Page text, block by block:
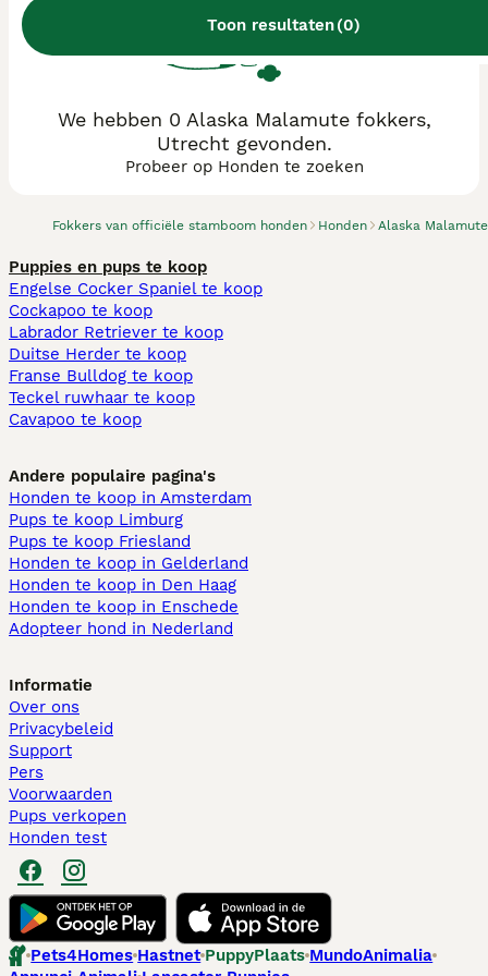
Toon resultaten(0)
Fokkers van officiële stamboom honden Honden Alaska Malamute
We hebben 0 Alaska Malamute fokkers,
Utrecht gevonden.
Probeer op Honden te zoeken
Puppies en pups te koop
Engelse Cocker Spaniel te koop
Cockapoo te koop
Labrador Retriever te koop
Duitse Herder te koop
Franse Bulldog te koop
Teckel ruwhaar te koop
Cavapoo te koop
Andere populaire pagina's
Honden te koop in Amsterdam
Pups te koop Limburg​
Pups te koop Friesland​
Honden te koop in Gelderland
Honden te koop in Den Haag
Honden te koop in Enschede
Adopteer hond in Nederland
Informatie
Over ons
Privacybeleid
Support
Pers
Voorwaarden
Pups verkopen
Honden test
Pets4Homes Hastnet PuppyPlaats MundoAnimalia